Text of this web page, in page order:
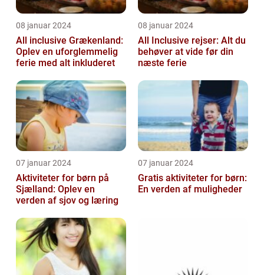
08 januar 2024
All inclusive Grækenland:
Oplev en uforglemmelig
ferie med alt inkluderet
08 januar 2024
All Inclusive rejser: Alt du
behøver at vide før din
næste ferie
07 januar 2024
Aktiviteter for børn på
Sjælland: Oplev en
verden af sjov og læring
07 januar 2024
Gratis aktiviteter for børn:
En verden af muligheder